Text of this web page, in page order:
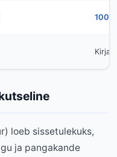
100
loeb sissetulekuks,
ja pangakande